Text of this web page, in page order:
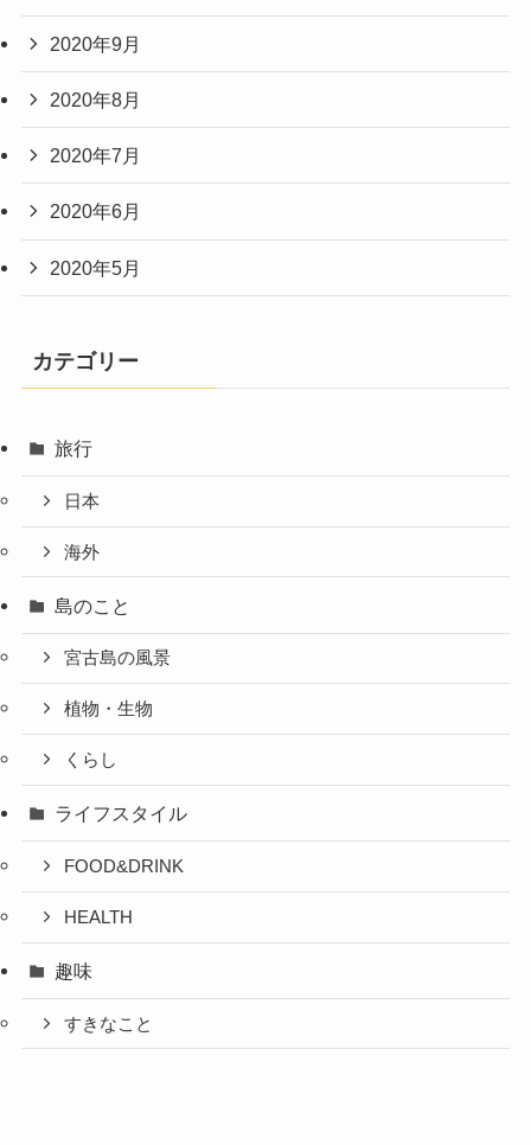
2020年9月
2020年8月
2020年7月
2020年6月
2020年5月
カテゴリー
旅行
日本
海外
島のこと
宮古島の風景
植物・生物
くらし
ライフスタイル
FOOD&DRINK
HEALTH
趣味
すきなこと